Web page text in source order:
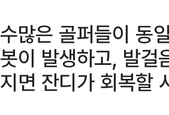
수많은 골퍼들이 동
봇이 발생하고, 발걸
지면 잔디가 회복할